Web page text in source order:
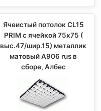
Ячеистый потолок CL15
PRIM с ячейкой 75х75 (
выс.47/шир.15) металлик
матовый А906 rus в
сборе, Албес